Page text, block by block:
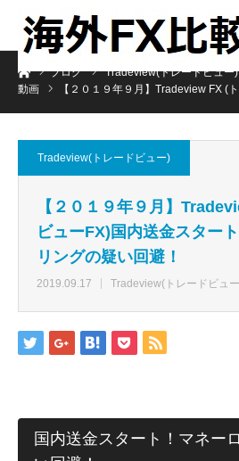
ホームブログ Tradeview(トレードビュー)
動画
【２０１９年９月】Tradeview FX (
Tradeview(トレードビュー)
【２０１９年９月】
ビューFX)国内送金スター
リングの疑い回避！
2019.09.17 Tradeview(トレードビュ
国内送金スタート！マネー